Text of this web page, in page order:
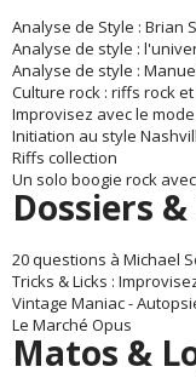
Analyse de Style : Brian
Analyse de style :
Analyse de style :
Culture rock : riffs rock
Improvisez avec le
Initiation au style
Riffs collection
Un solo boogie rock
Dossiers
20 questions à Michael
Tricks & Licks :
Vintage Maniac -
Le Marché Opus
Matos &